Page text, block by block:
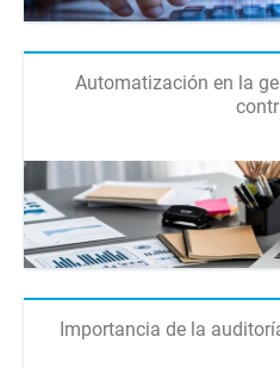
Automatización en la
Importancia de la